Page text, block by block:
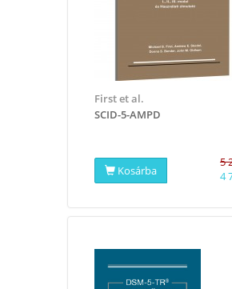
First et al.
SCID-5-AMPD
Kosárba
5
4